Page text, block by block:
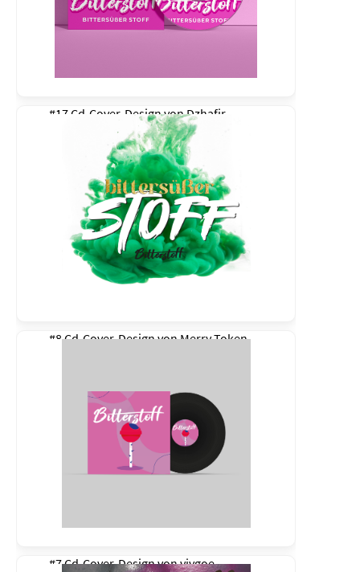
#17 Cd-Cover-Design vonDzhafir
#8 Cd-Cover-Design vonMerry Token
#7 Cd-Cover-Design vonvivgoe